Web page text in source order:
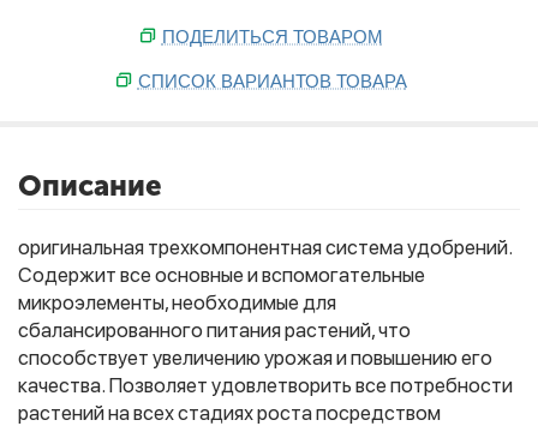
ПОДЕЛИТЬСЯ ТОВАРОМ
СПИСОК ВАРИАНТОВ ТОВАРА
Описание
оригинальная трехкомпонентная система удобрений.
Содержит все основные и вспомогательные
микроэлементы, необходимые для
сбалансированного питания растений, что
способствует увеличению урожая и повышению его
качества. Позволяет удовлетворить все потребности
растений на всех стадиях роста посредством